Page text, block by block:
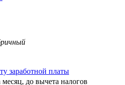
заработной платы
месяц, до вычета налогов